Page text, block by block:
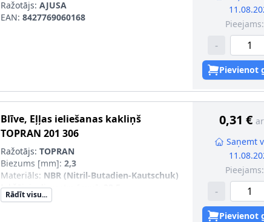
Ražotājs: AJUSA
EAN: 8427769060168
Pieejams:
-
Pievienot
Blīve, Eļļas ieliešanas kakliņš
TOPRAN 201 306
Ražotājs: TOPRAN
Biezums [mm]: 2,3
Materiāls: NBR (Nitril-Butadien-Kautschuk)
Iekšējais diametrs [mm]
Ārējais diametrs [mm]
Rādīt visu...
0,31 €
Saņemt
Pieejams:
-
Pievienot